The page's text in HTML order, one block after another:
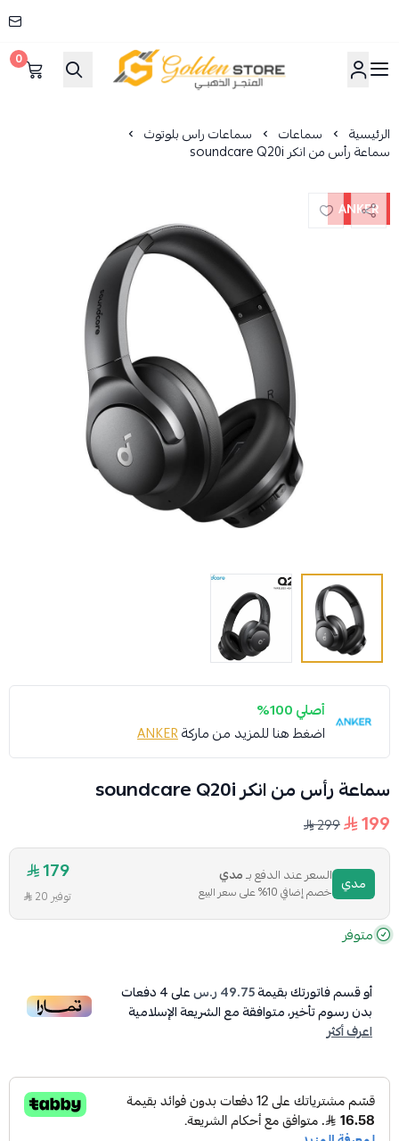
المتجر الذهبي
0
الرئيسية سماعات سماعات راس بلوتوث
سماعة رأس من انكر soundcare Q20i
ANKER
أصلي 100%
اضغط هنا للمزيد من ماركةANKER
سماعة رأس من انكر soundcare Q20i
199
299
مدي السعر عند الدفع بـمدي
خصم إضافي 10% على سعر البيع
179
توفير 20
متوفر
أو قسم فاتورتك بقيمة49.75 ر.س على4دفعات
بدون رسوم تأخير، متوافقة مع الشريعة الإسلامية
اعرف أكثر